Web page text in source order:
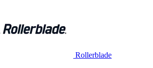
Rollerblade